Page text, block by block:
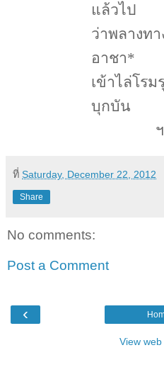
แล้วไป
ว่าพลางท
อาชา*
เข้าไล่โรม
บุกบัน
ที่ Saturday, December 22, 2012
Share
No comments:
Post a Comment
‹
View